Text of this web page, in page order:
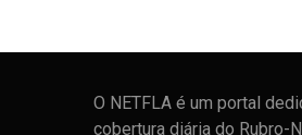
O NETFLA é um portal
cobertura diária do Rubro-